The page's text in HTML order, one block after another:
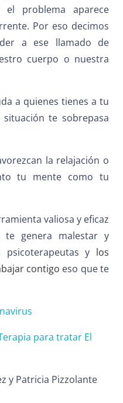
problema aparece
Por eso decimos
a ese llamado de
cuerpo o nuestra
a quienes tienes a tu
te sobrepasa
la relajación o
tu mente como tu
valiosa y eficaz
te genera malestar y
y los
contigo eso que te
para tratar El
y Patricia Pizzolante